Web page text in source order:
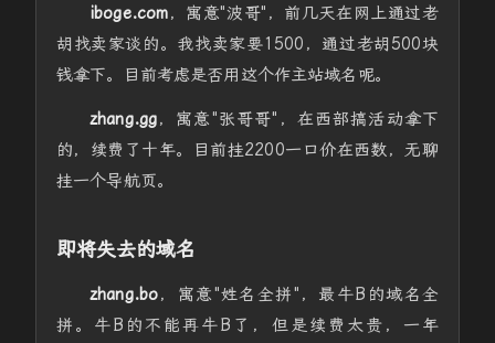
iboge.com，寓意"波哥"，前几天在网上通过老
胡找卖家谈的。我找卖家要1500，通过老胡500块
钱拿下。目前考虑是否用这个作主站域名呢。
zhang.gg，寓意"张哥哥"，在西部搞活动拿下
的，续费了十年。目前挂2200一口价在西数，无聊
挂一个导航页。
即将失去的域名
zhang.bo，寓意"姓名全拼"，最牛B的域名全
拼。牛B的不能再牛B了，但是续费太贵，一年